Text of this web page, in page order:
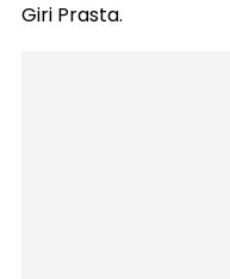
Giri Prasta.